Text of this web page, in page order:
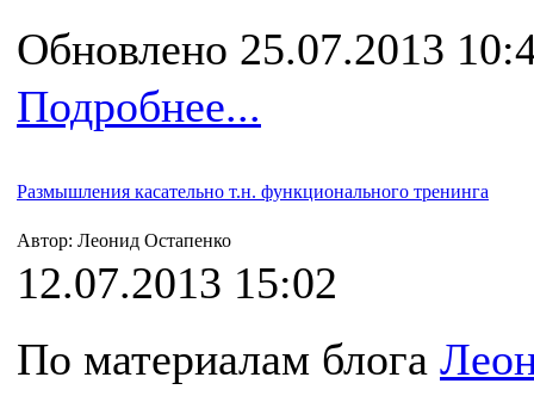
Обновлено 25.07.2013
Подробнее...
Размышления касательно т.н. функционального тренинга
Автор: Леонид Остапенко
12.07.2013 15:02
По материалам блога